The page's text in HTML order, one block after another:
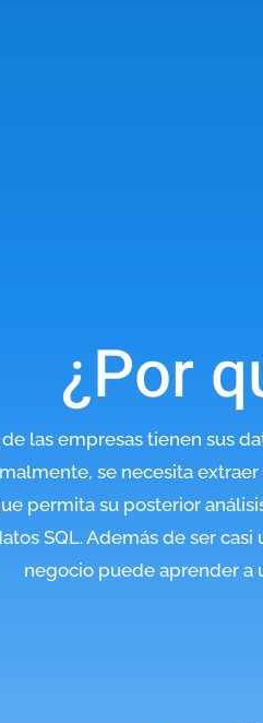
¿Por
las empresas tienen sus
se necesita
permita su posterior
SQL. Además de ser
negocio puede aprender a